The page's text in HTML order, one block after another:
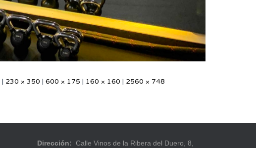
| 230 × 350 | 600 × 175 | 160 × 160 | 2560 × 748
Dirección: Calle Vinos de la Ribera del Duero, 8,